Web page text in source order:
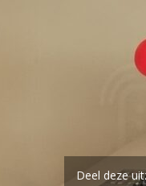
Deel deze